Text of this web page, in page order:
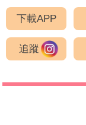
下載APP
追蹤